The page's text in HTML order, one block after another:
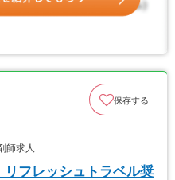
保存する
師求人
リフレッシュトラベル奨